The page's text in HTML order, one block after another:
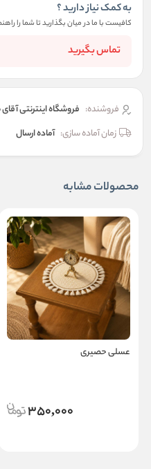
به کمک نیاز دارید ؟
کافیست با ما در میان بگذارید تا شما را
تماس بگیرید
فروشنده: فروشگاه اینترنتی
زمان آماده سازی: آماده ارسال
محصولات مشابه
عسلی حصیری
350,000